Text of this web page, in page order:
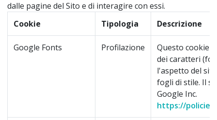
dalle pagine del Sito e di interagire con essi.
Cookie
Tipologia Descrizione
Google Fonts Profilazione
Questo cookie
dei caratteri
l'aspetto del
fogli di stile. Il
Google Inc.
https://